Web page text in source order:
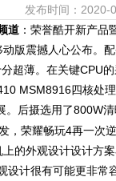
发布时间：
道：荣誉酷开新产品
版震撼人心公布。
超薄。在关键CPU
MSM8916四核处
。后摄选用了800W
的外观设计设计方
设计很有可能更非常